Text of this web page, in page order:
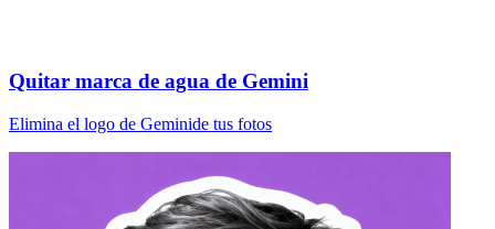
Quitar marca de agua de Gemini
Elimina el logo de Geminide tus fotos